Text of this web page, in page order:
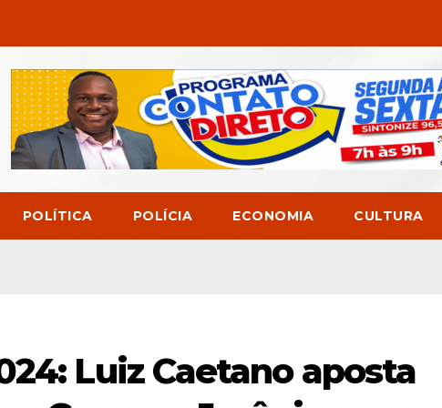
POLÍTICA POLÍCIA ECONOMIA CULTURA
Luiz Caetano aposta